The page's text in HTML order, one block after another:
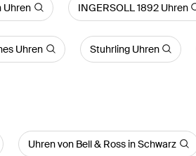
Uhren INGERSOLL 1892 Uhren
Uhren Stuhrling Uhren
Uhren von Bell & Ross in Schwarz